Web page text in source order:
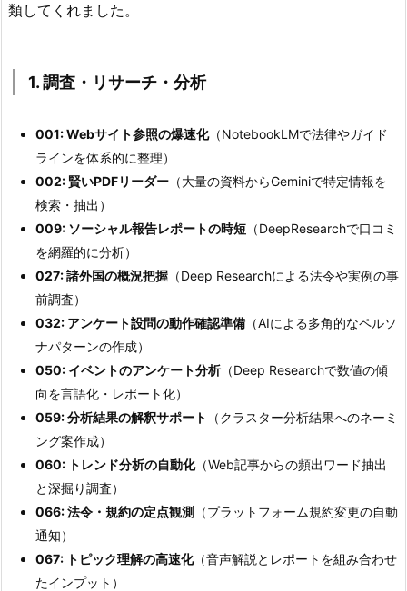
類してくれました。
1. 調査・リサーチ・分析
001: Webサイト参照の爆速化（NotebookLMで法律やガイド
ラインを体系的に整理）
002: 賢いPDFリーダー （大量の資料からGeminiで特定情報を
検索・抽出）
009: ソーシャル報告レポートの時短 （DeepResearchで口コミ
を網羅的に分析）
027: 諸外国の概況把握 （Deep Researchによる法令や実例の事
前調査）
032: アンケート設問の動作確認準備 （AIによる多角的なペルソ
ナパターンの作成）
050: イベントのアンケート分析（Deep Researchで数値の傾
向を言語化・レポート化）
059: 分析結果の解釈サポート
（クラスター分析結果へのネーミ
ング案作成）
060: トレンド分析の自動化（Web記事からの頻出ワード抽出
と深掘り調査）
066: 法令・規約の定点観測
（プラットフォーム規約変更の自動
通知）
067: トピック理解の高速化（音声解説とレポートを組み合わせ
たインプット）